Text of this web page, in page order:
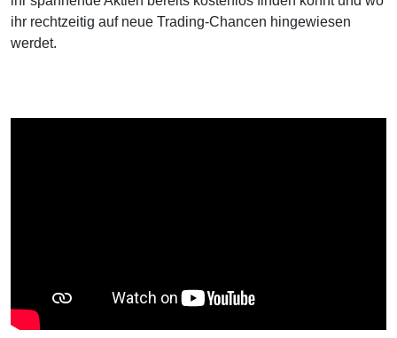
ihr rechtzeitig auf neue Trading-Chancen hingewiesen
werdet.